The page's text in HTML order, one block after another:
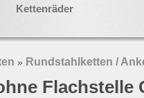
Kettenräder
» Rundstahlketten /
Flachstelle